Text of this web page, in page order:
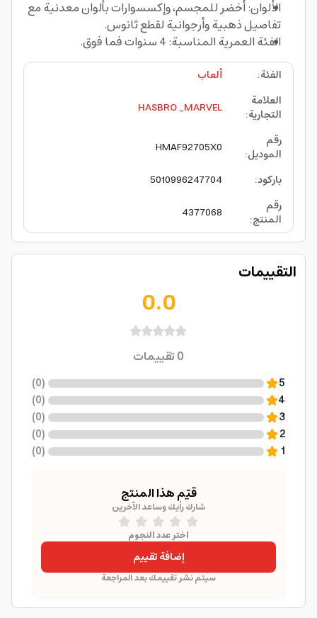
الألوان: أخضر للمجسم، وإكسسوارات بألوان معدنية مع
تفاصيل ذهبية وأرجوانية لقطع ثانوس.
الفئة العمرية المناسبة: 4 سنوات فما فوق.
الفئة:
ألعاب
العلامة
التجارية:
HASBRO _MARVEL
رقم
الموديل:
HMAF92705X0
باركود:
5010996247704
رقم
المنتج:
4377068
التقييمات
0.0
0تقييمات
5
(
0
)
4
(
0
)
3
(
0
)
2
(
0
)
1
(
0
)
قيّم هذا المنتج
شارك رأيك وساعد الآخرين
اختر عدد النجوم
إضافة تقييم
سيتم نشر تقييمك بعد المراجعة